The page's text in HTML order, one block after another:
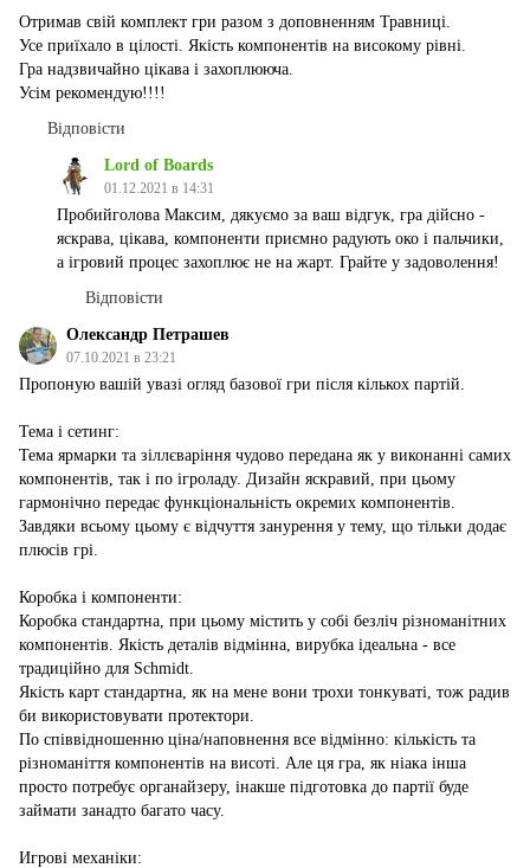
Отримав свій комплект гри разом з доповненням Травниці.
Усе приїхало в цілості. Якість компонентів на високому рівні.
Гра надзвичайно цікава і захоплююча.
Усім рекомендую!!!!
Відповісти
Lord of Boards
01.12.2021 в 14:31
Пробийголова Максим, дякуємо за ваш відгук, гра дійсно -
яскрава, цікава, компоненти приємно радують око і пальчики,
а ігровий процес захоплює не на жарт. Грайте у задоволення!
Відповісти
Олександр Петрашев
07.10.2021 в 23:21
Пропоную вашій увазі огляд базової гри після кількох партій.
Тема і сетинг:
Тема ярмарки та зіллєваріння чудово передана як у виконанні самих
компонентів, так і по ігроладу. Дизайн яскравий, при цьому
гармонічно передає функціональність окремих компонентів.
Завдяки всьому цьому є відчуття занурення у тему, що тільки додає
плюсів грі.
Коробка і компоненти:
Коробка стандартна, при цьому містить у собі безліч різноманітних
компонентів. Якість деталів відмінна, вирубка ідеальна - все
традиційно для Schmidt.
Якість карт стандартна, як на мене вони трохи тонкуваті, тож радив
би використовувати протектори.
По співвідношенню ціна/наповнення все відмінно: кількість та
різноманіття компонентів на висоті. Але ця гра, як ніака інша
просто потребує органайзеру, інакше підготовка до партії буде
займати занадто багато часу.
Игрові механіки: